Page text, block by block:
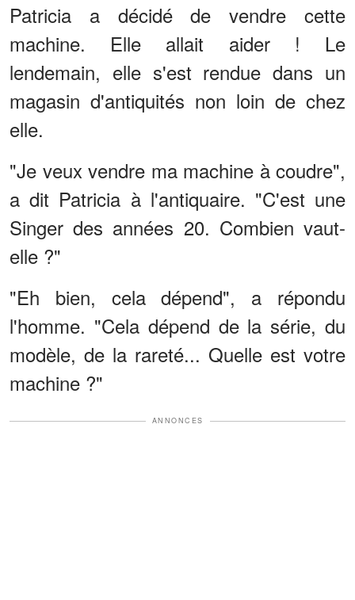
Patricia a décidé de vendre cette
machine. Elle allait aider ! Le
lendemain, elle s'est rendue dans un
magasin d'antiquités non loin de chez
elle.
"Je veux vendre ma machine à coudre",
a dit Patricia à l'antiquaire. "C'est une
Singer des années 20. Combien vaut-
elle ?"
"Eh bien, cela dépend", a répondu
l'homme. "Cela dépend de la série, du
modèle, de la rareté... Quelle est votre
machine ?"
ANNONCES